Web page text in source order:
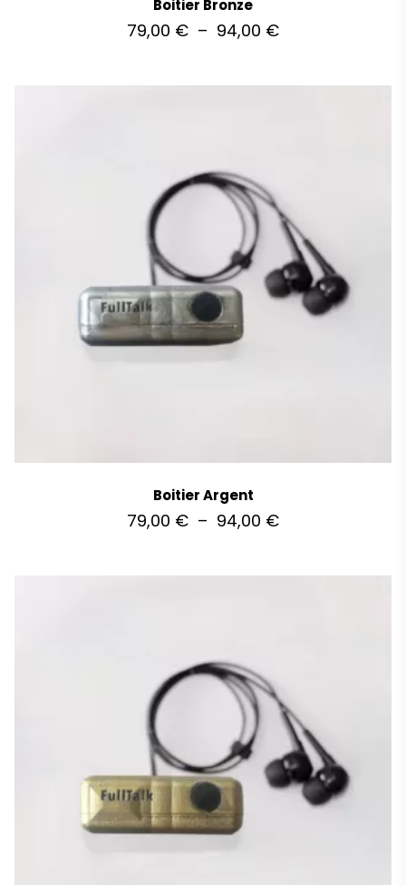
Boitier Bronze
79,00 € – 94,00 €
Boitier Argent
79,00 € – 94,00 €